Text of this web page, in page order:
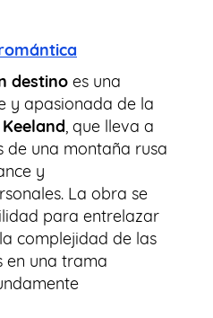
destino es una
y apasionada de la
, que lleva a
de una montaña rusa
y
La obra se
para entrelazar
complejidad de las
en una trama